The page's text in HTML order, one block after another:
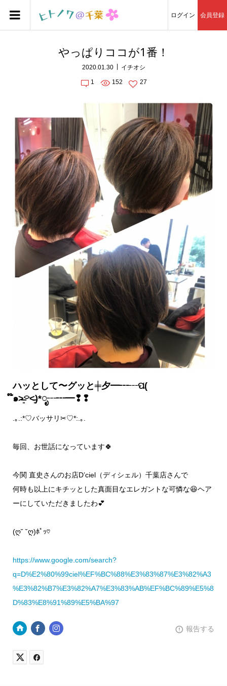
ログイン 会員登録
やっぱりココが1番！
2020.01.30 イチオシ
1 152 27
ハッとして〜グッと╪夕━┅┄ପ(
໊๑˃̶͈⌔˂̶͈)*ೃ┄┅━❢❢
.｡.:*♡バッサリ✂♡*:.｡.
毎回、お世話になっています🍀
今関 直史さんのお店D’ciel（ディシェル）千葉店さんで
何時も以上にキチッとした真面目なエレガントな可憐な😆ヘア
ーにしていただきましたわ💕
(ღ˘ ˘ღ)ﾎﾟｯ♡
https://www.google.com/search?
q=D%E2%80%99ciel%EF%BC%88%E3%83%87%E3%82%A3
%E3%82%B7%E3%82%A7%E3%83%AB%EF%BC%89%E5%8
D%83%E8%91%89%E5%BA%97
報告する